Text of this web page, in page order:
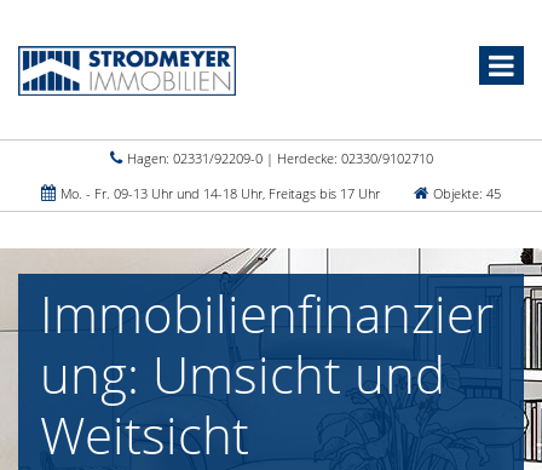
Hagen: 02331/92209-0 | Herdecke: 02330/9102710
Mo. - Fr. 09-13 Uhr und 14-18 Uhr, Freitags bis 17 Uhr
Objekte: 45
Immobilienfinanzier
ung: Umsicht und
Weitsicht